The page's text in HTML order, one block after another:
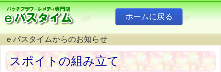
ホームに戻る
ｅパスタイムからのお知らせ
スポイトの組み立て